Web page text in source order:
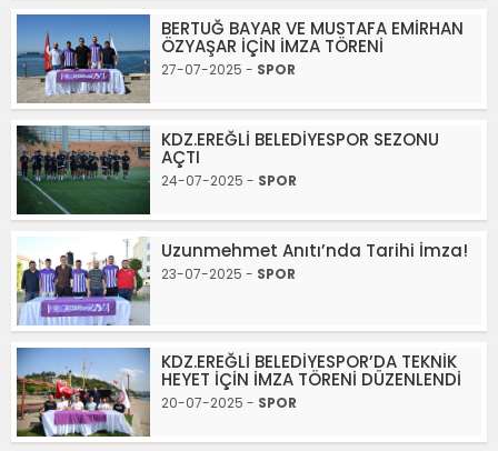
BERTUĞ BAYAR VE MUSTAFA EMİRHAN
ÖZYAŞAR İÇİN İMZA TÖRENİ
27-07-2025 - SPOR
KDZ.EREĞLİ BELEDİYESPOR SEZONU
AÇTI
24-07-2025 - SPOR
Uzunmehmet Anıtı’nda Tarihi İmza!
23-07-2025 - SPOR
KDZ.EREĞLİ BELEDİYESPOR’DA TEKNİK
HEYET İÇİN İMZA TÖRENİ DÜZENLENDİ
20-07-2025 - SPOR